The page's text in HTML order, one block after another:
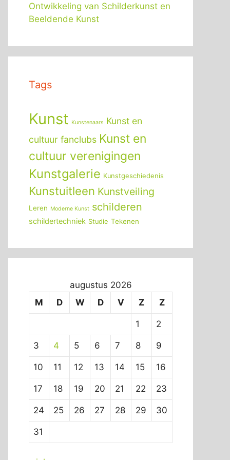
Ontwikkeling van Schilderkunst en
Beeldende Kunst
Tags
Kunst Kunstenaars Kunst en
cultuur fanclubs Kunst en
cultuur verenigingen
Kunstgalerie Kunstgeschiedenis
Kunstuitleen Kunstveiling
Leren Moderne Kunst schilderen
schildertechniek Studie Tekenen
augustus 2026
M
D W D V Z Z
1 2
3 4 5 6 7 8 9
10 11 12 13 14 15 16
17 18 19 20 21 22 23
24 25 26 27 28 29 30
31